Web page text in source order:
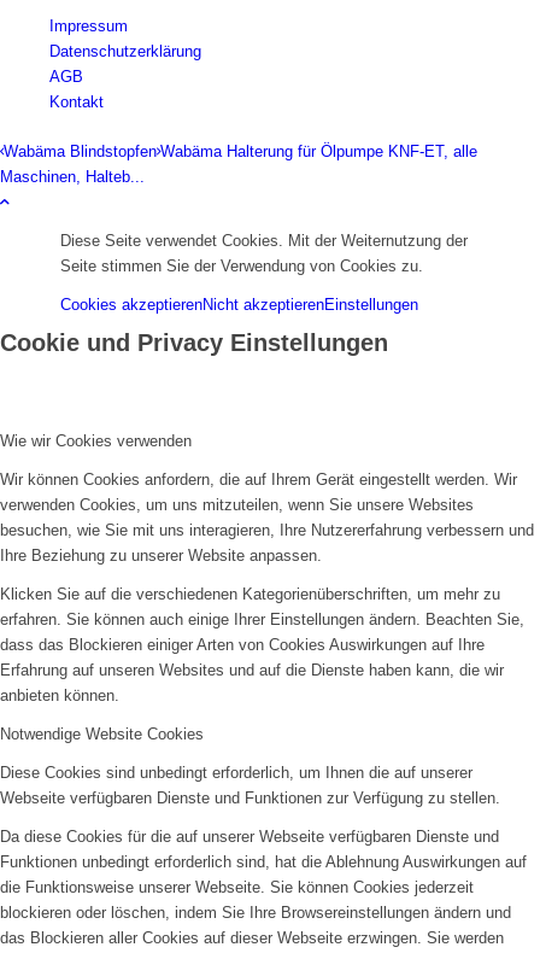
Impressum
Datenschutzerklärung
AGB
Kontakt
Wabäma Blindstopfen Wabäma Halterung für Ölpumpe KNF-ET, alle
Maschinen, Halteb...
Diese Seite verwendet Cookies. Mit der Weiternutzung der
Seite stimmen Sie der Verwendung von Cookies zu.
Cookies akzeptierenNicht akzeptierenEinstellungen
Cookie und Privacy Einstellungen
Wie wir Cookies verwenden
Wir können Cookies anfordern, die auf Ihrem Gerät eingestellt werden. Wir
verwenden Cookies, um uns mitzuteilen, wenn Sie unsere Websites
besuchen, wie Sie mit uns interagieren, Ihre Nutzererfahrung verbessern und
Ihre Beziehung zu unserer Website anpassen.
Klicken Sie auf die verschiedenen Kategorienüberschriften, um mehr zu
erfahren. Sie können auch einige Ihrer Einstellungen ändern. Beachten Sie,
dass das Blockieren einiger Arten von Cookies Auswirkungen auf Ihre
Erfahrung auf unseren Websites und auf die Dienste haben kann, die wir
anbieten können.
Notwendige Website Cookies
Diese Cookies sind unbedingt erforderlich, um Ihnen die auf unserer
Webseite verfügbaren Dienste und Funktionen zur Verfügung zu stellen.
Da diese Cookies für die auf unserer Webseite verfügbaren Dienste und
Funktionen unbedingt erforderlich sind, hat die Ablehnung Auswirkungen auf
die Funktionsweise unserer Webseite. Sie können Cookies jederzeit
blockieren oder löschen, indem Sie Ihre Browsereinstellungen ändern und
das Blockieren aller Cookies auf dieser Webseite erzwingen. Sie werden